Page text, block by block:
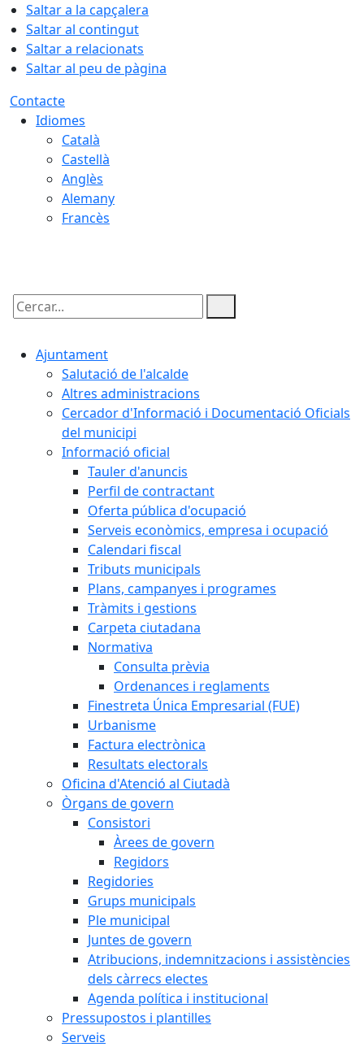
Saltar a la capçalera
Saltar al contingut
Saltar a relacionats
Saltar al peu de pàgina
Contacte
Idiomes
Català
Castellà
Anglès
Alemany
Francès
Cercar:
Ajuntament
Salutació de l'alcalde
Altres administracions
Cercador d'Informació i Documentació Oficials
del municipi
Informació oficial
Tauler d'anuncis
Perfil de contractant
Oferta pública d'ocupació
Serveis econòmics, empresa i ocupació
Calendari fiscal
Tributs municipals
Plans, campanyes i programes
Tràmits i gestions
Carpeta ciutadana
Normativa
Consulta prèvia
Ordenances i reglaments
Finestreta Única Empresarial (FUE)
Urbanisme
Factura electrònica
Resultats electorals
Oficina d'Atenció al Ciutadà
Òrgans de govern
Consistori
Àrees de govern
Regidors
Regidories
Grups municipals
Ple municipal
Juntes de govern
Atribucions, indemnitzacions i assistències
dels càrrecs electes
Agenda política i institucional
Pressupostos i plantilles
Serveis